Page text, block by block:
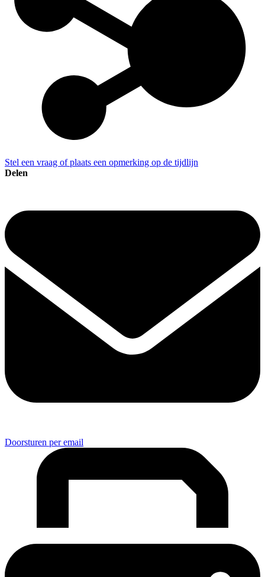
Stel een vraag of plaats een opmerking op de tijdlijn
Delen
Doorsturen per email